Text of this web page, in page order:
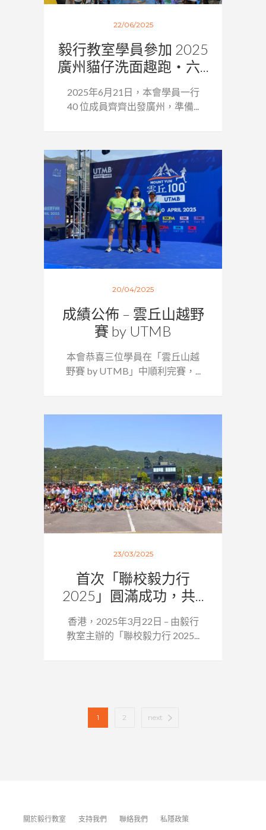
22/06/2025
毅行教室學員參加 2025
廣州貓仔洗面趣跑・六...
2025年6月21日，本會學員一行
40 位成員齊齊出發廣州，準備...
20/04/2025
成績公佈 – 雲丘山越野
賽 by UTMB
本會恭喜三位學員在「雲丘山越
野賽 by UTMB」中順利完賽，...
23/03/2025
首次「聯校毅力行
2025」圓滿成功，共...
香港，2025年3月22日 – 由毅行
教室主辦的「聯校毅力行 2025...
1 2 next
關於毅行教室 支持我們 聯絡我們 私隱政策